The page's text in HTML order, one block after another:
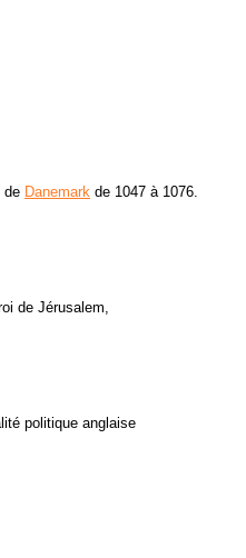
de Danemark de 1047 à 1076.
de Jérusalem,
politique anglaise